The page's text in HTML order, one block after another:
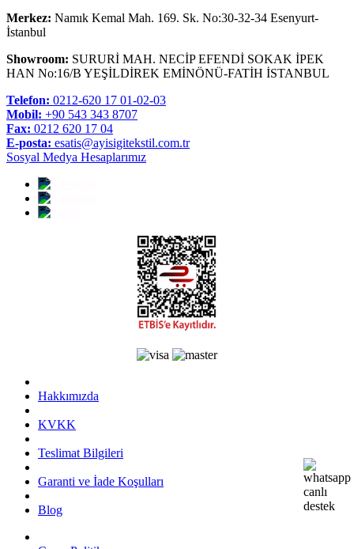
Merkez: Namık Kemal Mah. 169. Sk. No:30-32-34 Esenyurt-
İstanbul
Showroom: SURURİ MAH. NECİP EFENDİ SOKAK İPEK
HAN No:16/B YEŞİLDİREK EMİNÖNÜ-FATİH İSTANBUL
Telefon: 0212-620 17 01-02-03
Mobil: +90 543 343 8707
Fax: 0212 620 17 04
E-posta: esatis@ayisigitekstil.com.tr
Sosyal Medya Hesaplarımız
Hakkımızda
KVKK
Teslimat Bilgileri
Garanti ve İade Koşulları
Blog